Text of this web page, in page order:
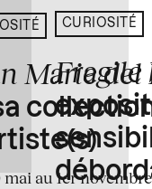
Marie del
au 1er
CURIOSITÉ
Fragile